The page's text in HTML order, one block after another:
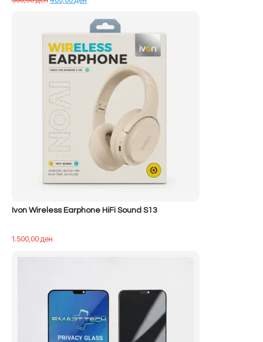
tanishëm
është:
Ivon Wireless Earphone HiFi Sound S13
1.500,00ден